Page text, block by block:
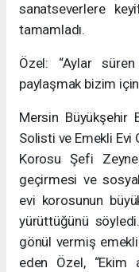
sanatseverlere
tamamladı.
Özel: “Aylar
paylaşmak bizim
Mersin Büyükşehir
Solisti ve Emekli Evi
Korosu Şefi
geçirmesi ve
evi korosunun
yürüttüğünü
gönül vermiş
eden Özel, “Ekim